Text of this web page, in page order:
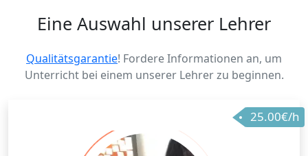
Eine Auswahl unserer Lehrer
Qualitätsgarantie! Fordere Informationen an, um
Unterricht bei einem unserer Lehrer zu beginnen.
25.00€/h